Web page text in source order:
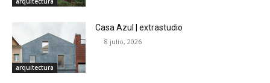
arquitectura
Casa Azul | extrastudio
8 julio, 2026